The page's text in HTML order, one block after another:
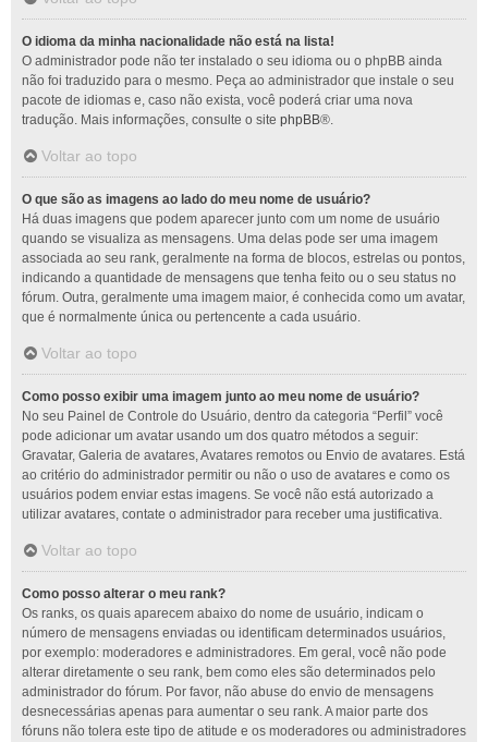
O idioma da minha nacionalidade não está na lista!
O administrador pode não ter instalado o seu idioma ou o phpBB ainda
não foi traduzido para o mesmo. Peça ao administrador que instale o seu
pacote de idiomas e, caso não exista, você poderá criar uma nova
tradução. Mais informações, consulte o site phpBB®.
Voltar ao topo
O que são as imagens ao lado do meu nome de usuário?
Há duas imagens que podem aparecer junto com um nome de usuário
quando se visualiza as mensagens. Uma delas pode ser uma imagem
associada ao seu rank, geralmente na forma de blocos, estrelas ou pontos,
indicando a quantidade de mensagens que tenha feito ou o seu status no
fórum. Outra, geralmente uma imagem maior, é conhecida como um avatar,
que é normalmente única ou pertencente a cada usuário.
Voltar ao topo
Como posso exibir uma imagem junto ao meu nome de usuário?
No seu Painel de Controle do Usuário, dentro da categoria “Perfil” você
pode adicionar um avatar usando um dos quatro métodos a seguir:
Gravatar, Galeria de avatares, Avatares remotos ou Envio de avatares. Está
ao critério do administrador permitir ou não o uso de avatares e como os
usuários podem enviar estas imagens. Se você não está autorizado a
utilizar avatares, contate o administrador para receber uma justificativa.
Voltar ao topo
Como posso alterar o meu rank?
Os ranks, os quais aparecem abaixo do nome de usuário, indicam o
número de mensagens enviadas ou identificam determinados usuários,
por exemplo: moderadores e administradores. Em geral, você não pode
alterar diretamente o seu rank, bem como eles são determinados pelo
administrador do fórum. Por favor, não abuse do envio de mensagens
desnecessárias apenas para aumentar o seu rank. A maior parte dos
fóruns não tolera este tipo de atitude e os moderadores ou administradores